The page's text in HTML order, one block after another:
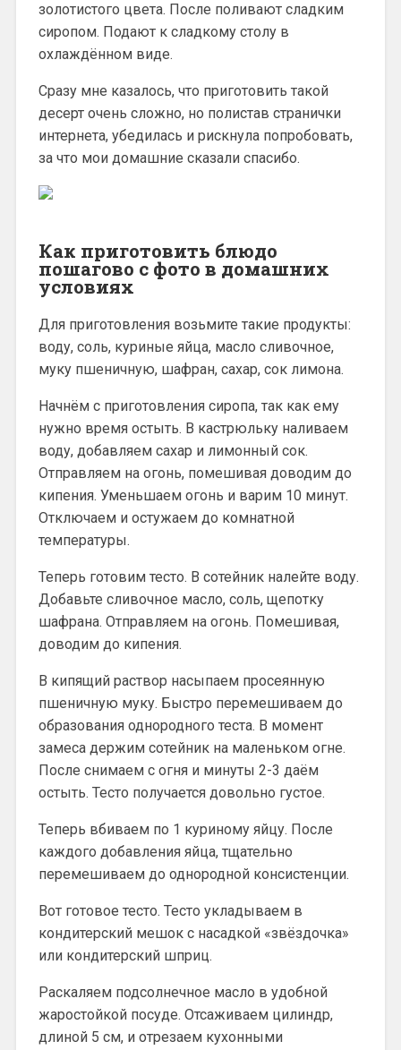
золотистого цвета. После поливают сладким
сиропом. Подают к сладкому столу в
охлаждённом виде.
Сразу мне казалось, что приготовить такой
десерт очень сложно, но полистав странички
интернета, убедилась и рискнула попробовать,
за что мои домашние сказали спасибо.
Как приготовить блюдо
пошагово с фото в домашних
условиях
Для приготовления возьмите такие продукты:
воду, соль, куриные яйца, масло сливочное,
муку пшеничную, шафран, сахар, сок лимона.
Начнём с приготовления сиропа, так как ему
нужно время остыть. В кастрюльку наливаем
воду, добавляем сахар и лимонный сок.
Отправляем на огонь, помешивая доводим до
кипения. Уменьшаем огонь и варим 10 минут.
Отключаем и остужаем до комнатной
температуры.
Теперь готовим тесто. В сотейник налейте воду.
Добавьте сливочное масло, соль, щепотку
шафрана. Отправляем на огонь. Помешивая,
доводим до кипения.
В кипящий раствор насыпаем просеянную
пшеничную муку. Быстро перемешиваем до
образования однородного теста. В момент
замеса держим сотейник на маленьком огне.
После снимаем с огня и минуты 2-3 даём
остыть. Тесто получается довольно густое.
Теперь вбиваем по 1 куриному яйцу. После
каждого добавления яйца, тщательно
перемешиваем до однородной консистенции.
Вот готовое тесто. Тесто укладываем в
кондитерский мешок с насадкой «звёздочка»
или кондитерский шприц.
Раскаляем подсолнечное масло в удобной
жаростойкой посуде. Отсаживаем цилиндр,
длиной 5 см, и отрезаем кухонными